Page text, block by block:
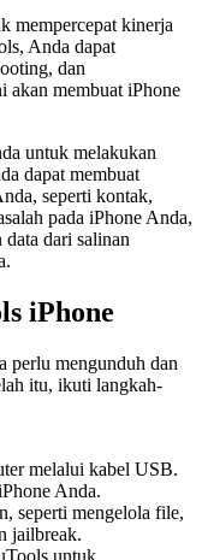
mempercepat kinerja
Anda dapat
dan
membuat iPhone
untuk melakukan
dapat membuat
seperti kontak,
pada iPhone Anda,
dari salinan
iPhone
perlu mengunduh dan
itu, ikuti langkah-
melalui kabel USB.
Anda.
seperti mengelola file,
jailbreak.
untuk